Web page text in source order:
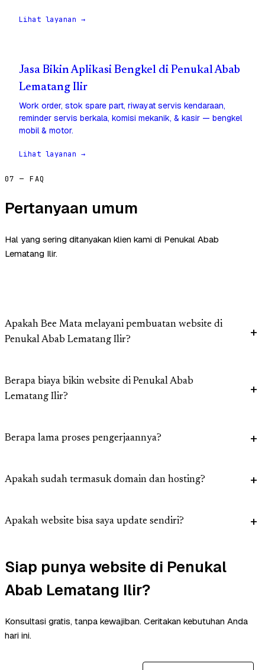
Lihat layanan →
Jasa Bikin Aplikasi Bengkel di Penukal Abab
Lematang Ilir
Work order, stok spare part, riwayat servis kendaraan,
reminder servis berkala, komisi mekanik, & kasir — bengkel
mobil & motor.
Lihat layanan →
07 — FAQ
Pertanyaan umum
Hal yang sering ditanyakan klien kami di Penukal Abab
Lematang Ilir.
Apakah Bee Mata melayani pembuatan website di
Penukal Abab Lematang Ilir?
Berapa biaya bikin website di Penukal Abab
Lematang Ilir?
Berapa lama proses pengerjaannya?
Apakah sudah termasuk domain dan hosting?
Apakah website bisa saya update sendiri?
Siap punya website di Penukal
Abab Lematang Ilir?
Konsultasi gratis, tanpa kewajiban. Ceritakan kebutuhan Anda
hari ini.